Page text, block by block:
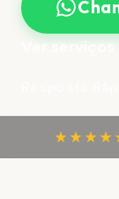
Ver